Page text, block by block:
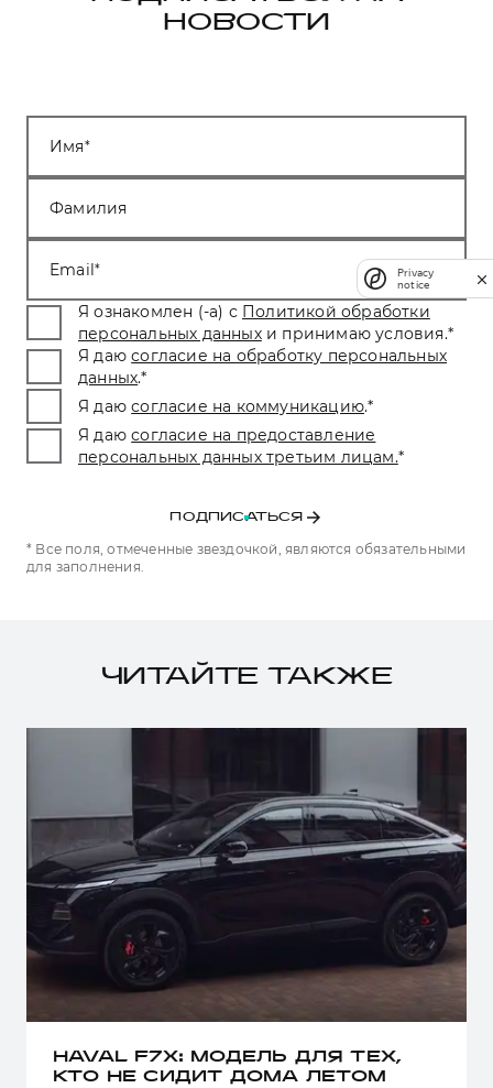
НОВОСТИ
Имя
Фамилия
Email
Я ознакомлен (-а) с Политикой обработки
персональных данных и принимаю условия.*
Я даю согласие на обработку персональных
данных.*
Я даю согласие на коммуникацию.*
Я даю согласие на предоставление
персональных данных третьим лицам.*
ПОДПИСАТЬСЯ
* Все поля, отмеченные звездочкой, являются обязательными
для заполнения.
ЧИТАЙТЕ ТАКЖЕ
HAVAL F7X: МОДЕЛЬ ДЛЯ ТЕХ,
КТО НЕ СИДИТ ДОМА ЛЕТОМ
Privacy
notice